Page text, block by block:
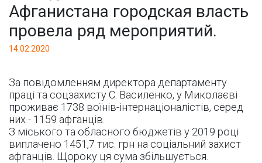
Афганистана городская власть
провела ряд мероприятий.
14.02.2020
За повідомленням директора департаменту
праці та соцзахисту С. Василенко, у Миколаєві
проживає 1738 воїнів-інтернаціоналістів, серед
них - 1159 афганців.
З міського та обласного бюджетів у 2019 році
виплачено 1451,7 тис. грн на соціальний захист
афганців. Щороку ця сума збільшується.